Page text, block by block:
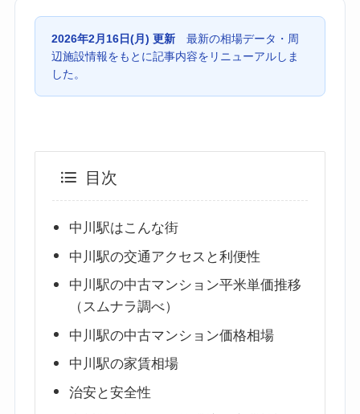
2026年2月16日(月) 更新最新の相場データ・周
辺施設情報をもとに記事内容をリニューアルしま
した。
目次
中川駅はこんな街
中川駅の交通アクセスと利便性
中川駅の中古マンション平米単価推移
（スムナラ調べ）
中川駅の中古マンション価格相場
中川駅の家賃相場
治安と安全性